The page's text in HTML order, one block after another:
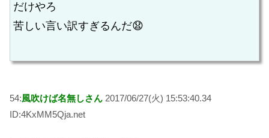
だけやろ
苦しい言い訳すぎるんだ😧
54:風吹けば名無しさん 2017/06/27(火) 15:53:40.34
ID:4KxMM5Qja.net